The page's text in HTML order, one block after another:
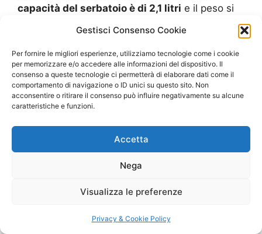
Gestisci Consenso Cookie
Per fornire le migliori esperienze, utilizziamo tecnologie come i cookie
per memorizzare e/o accedere alle informazioni del dispositivo. Il
consenso a queste tecnologie ci permetterà di elaborare dati come il
comportamento di navigazione o ID unici su questo sito. Non
acconsentire o ritirare il consenso può influire negativamente su alcune
caratteristiche e funzioni.
Accetta
Nega
Visualizza le preferenze
Privacy & Cookie Policy
capacità del serbatoio è di 2,1 litri e il peso si
funzione di scarico continuo.
Pro:capacità aspirante di ottimo livello, sistema
all’insegna dell’impatto ambientale contenuto,
tre buone modalità di funzionamento.
Contro:poco indicato durante il periodo estivo,
rumore un po’ più elevato rispetto alla media.
personalmente ritengo che
competitor della sua categoria di prezzo. Per
essere un prodotto di fascia bassa ha molte